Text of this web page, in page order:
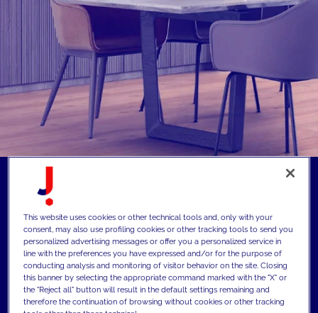
This website uses cookies or other technical tools and, only with your
consent, may also use profiling cookies or other tracking tools to send you
personalized advertising messages or offer you a personalized service in
line with the preferences you have expressed and/or for the purpose of
conducting analysis and monitoring of visitor behavior on the site. Closing
this banner by selecting the appropriate command marked with the "X" or
the "Reject all" button will result in the default settings remaining and
therefore the continuation of browsing without cookies or other tracking